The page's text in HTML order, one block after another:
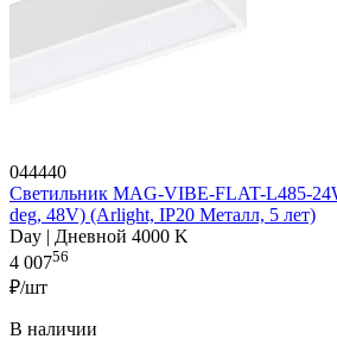
044440
Светильник MAG-VIBE-FLAT-L485-
deg, 48V) (Arlight, IP20 Металл, 5 лет)
Day | Дневной 4000 K
4 00756
₽/шт
В наличии